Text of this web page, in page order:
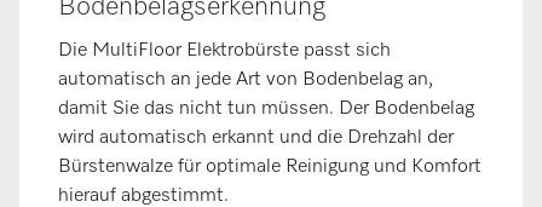
Bodenbelagserkennung
Die MultiFloor Elektrobürste passt sich
automatisch an jede Art von Bodenbelag an,
damit Sie das nicht tun müssen. Der Bodenbelag
wird automatisch erkannt und die Drehzahl der
Bürstenwalze für optimale Reinigung und Komfort
hierauf abgestimmt.